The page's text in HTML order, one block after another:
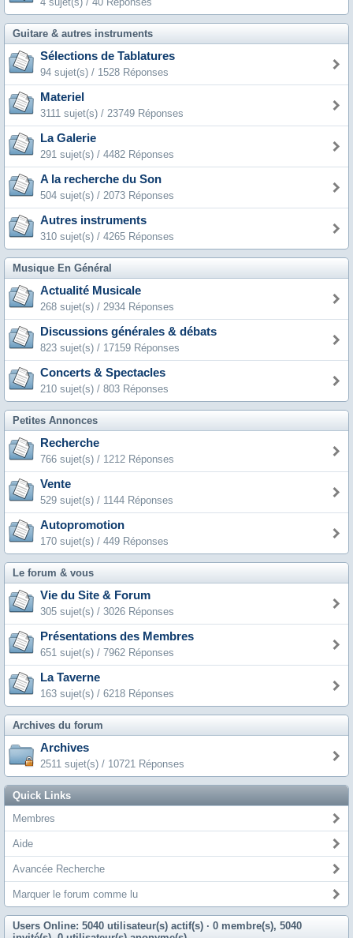
Guitare & autres instruments
Sélections de Tablatures
94 sujet(s) / 1528 Réponses
Materiel
3111 sujet(s) / 23749 Réponses
La Galerie
291 sujet(s) / 4482 Réponses
A la recherche du Son
504 sujet(s) / 2073 Réponses
Autres instruments
310 sujet(s) / 4265 Réponses
Musique En Général
Actualité Musicale
268 sujet(s) / 2934 Réponses
Discussions générales & débats
823 sujet(s) / 17159 Réponses
Concerts & Spectacles
210 sujet(s) / 803 Réponses
Petites Annonces
Recherche
766 sujet(s) / 1212 Réponses
Vente
529 sujet(s) / 1144 Réponses
Autopromotion
170 sujet(s) / 449 Réponses
Le forum & vous
Vie du Site & Forum
305 sujet(s) / 3026 Réponses
Présentations des Membres
651 sujet(s) / 7962 Réponses
La Taverne
163 sujet(s) / 6218 Réponses
Archives du forum
Archives
2511 sujet(s) / 10721 Réponses
Quick Links
Membres
Aide
Avancée Recherche
Marquer le forum comme lu
Users Online: 5040 utilisateur(s) actif(s) · 0 membre(s), 5040